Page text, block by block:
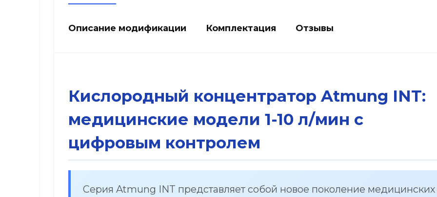
Описание модификации Комплектация Отзывы
Кислородный концентратор Atmung INT:
медицинские модели 1-10 л/мин с
цифровым контролем
Серия Atmung INT представляет собой новое поколение медицинских